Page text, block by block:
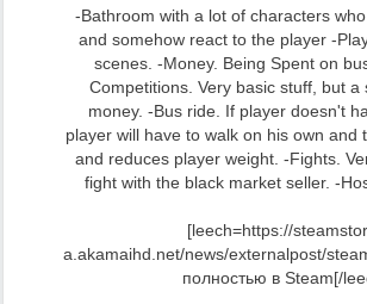
-Bathroom with a lot of characters
and somehow react to the player -
scenes. -Money. Being Spent on
Competitions. Very basic stuff, but a
money. -Bus ride. If player doesn't
player will have to walk on his own and
and reduces player weight. -Fights.
fight with the black market seller. -
[leech=https://
a.akamaihd.net/news/externalpost/
полностью в Steam[/